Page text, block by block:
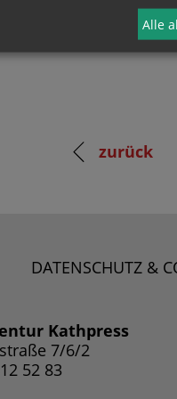
zurück
DATENSCHUTZ &
Kathpress
7/6/2
52 83
Alle